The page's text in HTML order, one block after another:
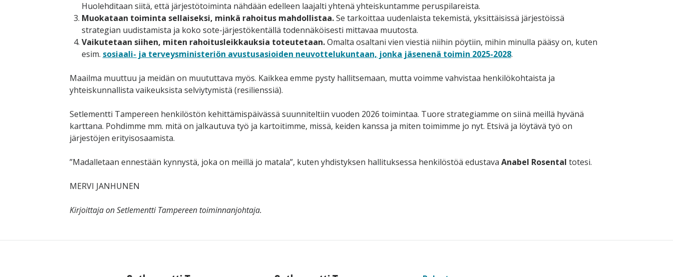
Huolehditaan siitä, että järjestötoiminta nähdään edelleen laajalti yhtenä yhteiskuntamme peruspilareista.
Muokataan toiminta sellaiseksi, minkä rahoitus mahdollistaa.Se tarkoittaa uudenlaista tekemistä, yksittäisissä järjestöissä
strategian uudistamista ja koko sote-järjestökentällä todennäköisesti mittavaa muutosta.
Vaikutetaan siihen, miten rahoitusleikkauksia toteutetaan.Omalta osaltani vien viestiä niihin pöytiin, mihin minulla pääsy on, kuten
esim. sosiaali- ja terveysministeriön avustusasioiden neuvottelukuntaan, jonka jäsenenä toimin 2025-2028.
Maailma muuttuu ja meidän on muututtava myös. Kaikkea emme pysty hallitsemaan, mutta voimme vahvistaa henkilökohtaista ja
yhteiskunnallista vaikeuksista selviytymistä (resilienssiä).
Setlementti Tampereen henkilöstön kehittämispäivässä suunniteltiin vuoden 2026 toimintaa. Tuore strategiamme on siinä meillä hyvänä
karttana. Pohdimme mm. mitä on jalkautuva työ ja kartoitimme, missä, keiden kanssa ja miten toimimme jo nyt. Etsivä ja löytävä työ on
järjestöjen erityisosaamista.
”Madalletaan ennestään kynnystä, joka on meillä jo matala”, kuten yhdistyksen hallituksessa henkilöstöä edustava Anabel Rosental totesi.
MERVI JANHUNEN
Kirjoittaja on Setlementti Tampereen toiminnanjohtaja.